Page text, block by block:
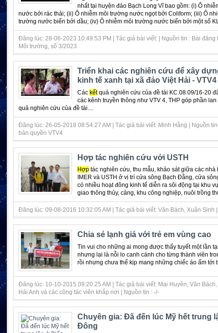
nhất tại huyện đảo Bạch Long Vĩ bao gồm: (i) Ô
nước bởi rác thải; (ii) Ô nhiễm môi trường nước ngọt bởi Coliform; (iii) Ô
trường nước biển bởi dầu; (iv) Ô nhiễm môi trường nước biển bởi một số
Đăng lúc: 28-06-2023 10:49:53 PM | Tác giả bài viết: | Nguồn tin : Bài đăng
Môi trường, số 3/2023
Triển khai các nghiên cứu để xây
kinh tế xanh tại xã đảo Việt Hải - VTV4
Các kếtquả nghiên cứu của đề tài KC.08.09/16-20
các kênh truyền thông như VTV 4, THP góp phần
quả nghiên cứu của đề tài....
Đăng lúc: 26-05-2018 08:54:27 AM | Tác giả bài viết: Minh Hằng | Nguồn
bản quyền VTV4
Hợp tác nghiên cứu với USTH
Hợptác nghiên cứu, thu mẫu, khảo sát giữa các nhà
IMER và USTH ở vị trí cửa sông Bạch Đằng, cửa
có nhiều hoạt đông kinh tế diễn ra sôi động tại khu
giao thông thủy, cảng, khu công nghiệp, nuôi trồng
Đăng lúc: 09-08-2016 10:32:05 AM | Tác giả bài viết: Văn Bách, Xuân Sinh
Chia sẻ lạnh giá với trẻ em vùng cao
Tin vui cho những ai mong được thấy tuyết một lần
nhưng lại là nỗi lo canh cánh cho từng thành viên
rồi nhưng chưa thể kịp mang những chiếc áo ấm tới
Đăng lúc: 10-10-2015 09:20:25 AM | Tác giả bài viết: Mai Huyên, Văn
Hải Anh và các công tác viên khắp nơi | Nguồn tin : -/-
Chuyên gia: Đã đến lúc Mỹ hết trung
Đông